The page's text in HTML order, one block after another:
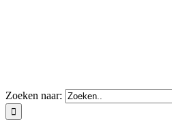
Zoeken naar: